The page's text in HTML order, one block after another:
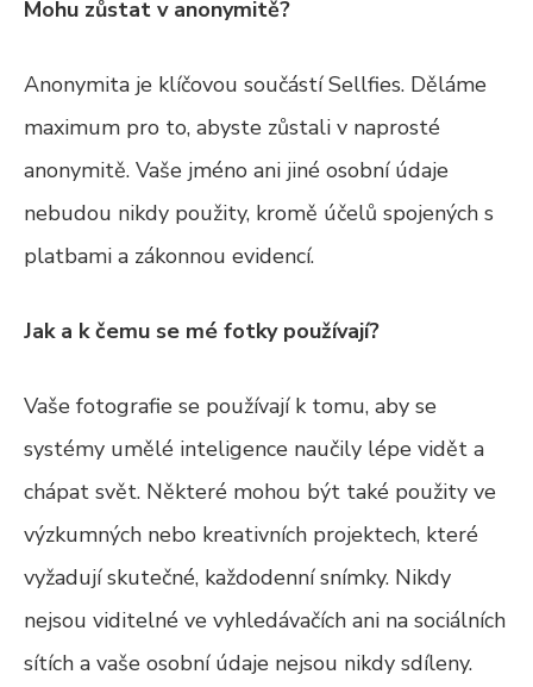
Mohu zůstat v anonymitě?
Anonymita je klíčovou součástí Sellfies. Děláme
maximum pro to, abyste zůstali v naprosté
anonymitě. Vaše jméno ani jiné osobní údaje
nebudou nikdy použity, kromě účelů spojených s
platbami a zákonnou evidencí.
Jak a k čemu se mé fotky používají?
Vaše fotografie se používají k tomu, aby se
systémy umělé inteligence naučily lépe vidět a
chápat svět. Některé mohou být také použity ve
výzkumných nebo kreativních projektech, které
vyžadují skutečné, každodenní snímky. Nikdy
nejsou viditelné ve vyhledávačích ani na sociálních
sítích a vaše osobní údaje nejsou nikdy sdíleny.